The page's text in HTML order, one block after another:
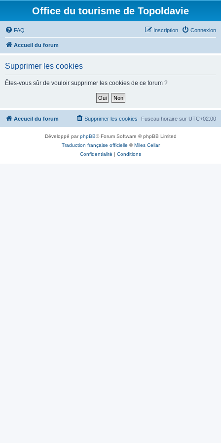
Office du tourisme de Topoldavie
FAQ Connexion
Inscription
Accueil du forum
Supprimer les cookies
Êtes-vous sûr de vouloir supprimer les cookies de ce forum ?
Accueil du forum Fuseau horaire sur UTC+02:00
Supprimer les cookies
Développé parphpBB® Forum Software © phpBB Limited
Traduction française officielle ©Miles Cellar
Confidentialité | Conditions